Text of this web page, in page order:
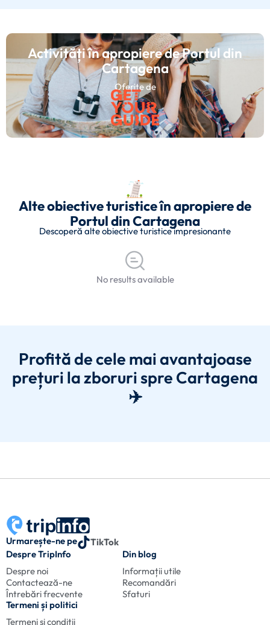
Activități în apropiere de Portul din
Cartagena
Oferite de
Alte obiective turistice în apropiere de
Portul din Cartagena
Descoperă alte obiective turistice impresionante
No results available
Profită de cele mai avantajoase
prețuri la zboruri spre Cartagena
✈️
Urmarește-ne pe
TikTok
Despre TripInfo
Despre noi
Contactează-ne
Întrebări frecvente
Din blog
Informații utile
Recomandări
Sfaturi
Termeni și politici
Termeni și condiții